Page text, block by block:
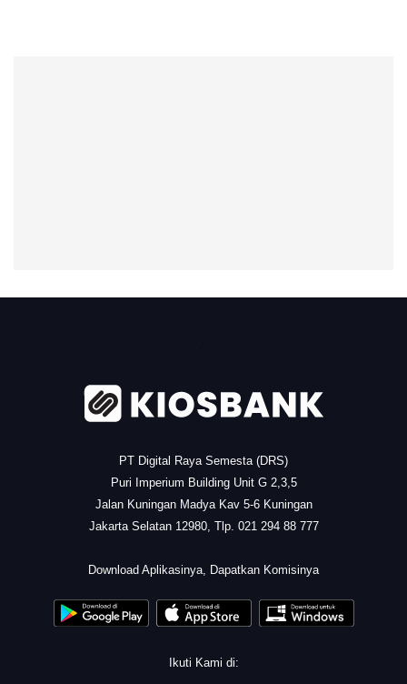
.
PT Digital Raya Semesta (DRS)
Puri Imperium Building Unit G 2,3,5
Jalan Kuningan Madya Kav 5-6 Kuningan
Jakarta Selatan 12980, Tlp. 021 294 88 777
Download Aplikasinya, Dapatkan Komisinya
Ikuti Kami di: